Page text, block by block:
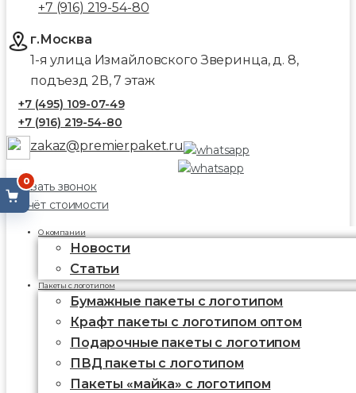
+7 (916) 219-54-80
г.Москва
1-я улица Измайловского Зверинца, д. 8,
подъезд 2В, 7 этаж
+7 (495) 109-07-49
+7 (916) 219-54-80
zakaz@premierpaket.ru
Заказать звонок
Расчёт стоимости
0
О компании
Новости
Статьи
Пакеты с логотипом
Бумажные пакеты с логотипом
Крафт пакеты с логотипом оптом
Подарочные пакеты с логотипом
ПВД пакеты с логотипом
Пакеты «майка» с логотипом